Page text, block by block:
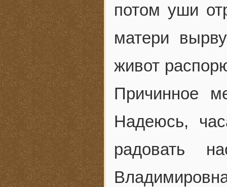
потом уши
матери
живот
Причинное
Надеюсь,
радовать